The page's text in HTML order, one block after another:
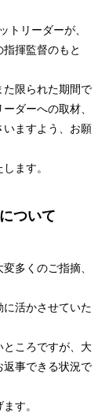
トリーダーが、
揮監督のもと
た限られた期間で
ダーへの取材、
いますよう、お願
ます。
ついて
多くのご指摘、
活かさせていた
ところですが、大
返事できる状況で
す。